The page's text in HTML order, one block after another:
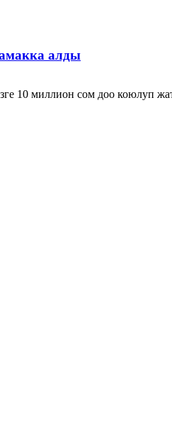
алды
10 миллион сом доо коюлуп